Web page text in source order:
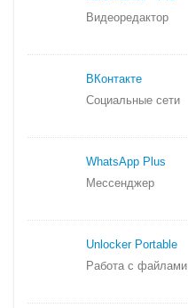
Видеоредактор
ВКонтакте
Социальные сети
WhatsApp Plus
Мессенджер
Unlocker Portable
Работа с файлами